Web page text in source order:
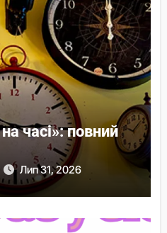
часі»: повний
Лип 31, 2026